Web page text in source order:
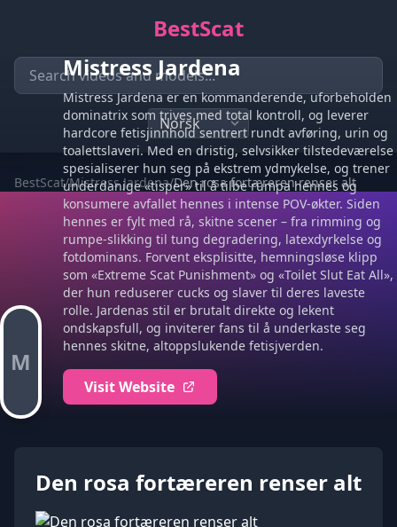
BestScat
BestScat/Mistress Jardena/Den rosa fortæreren renser alt
M
Mistress Jardena
Mistress Jardena er en kommanderende, uforbeholden
dominatrix som trives med total kontroll, og leverer
hardcore fetisjinnhold sentrert rundt avføring, urin og
toalettslaveri. Med en dristig, selvsikker tilstedeværelse
spesialiserer hun seg på ekstrem ydmykelse, og trener
underdanige «tisper» til å tilbe rumpa hennes og
konsumere avfallet hennes i intense POV-økter. Siden
hennes er fylt med rå, skitne scener – fra rimming og
rumpe-slikking til tung degradering, latexdyrkelse og
fotdominans. Forvent eksplisitte, hemningsløse klipp
som «Extreme Scat Punishment» og «Toilet Slut Eat All»,
der hun reduserer cucks og slaver til deres laveste
rolle. Jardenas stil er brutalt direkte og lekent
ondskapsfull, og inviterer fans til å underkaste seg
hennes skitne, altoppslukende fetisjverden.
Visit Website
Den rosa fortæreren renser alt